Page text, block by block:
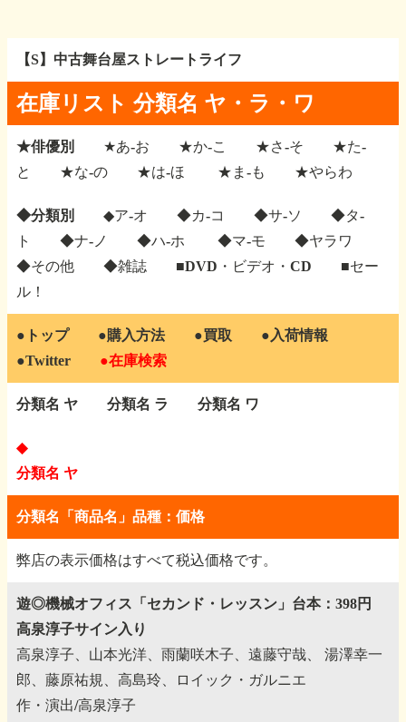
【S】中古舞台屋ストレートライフ
在庫リスト 分類名 ヤ・ラ・ワ
★俳優別 ★あ-お ★か-こ ★さ-そ
★た-
と
★な-の ★は-ほ ★ま-も ★やらわ
◆分類別 ◆ア-オ ◆カ-コ ◆サ-ソ
◆タ-
ト
◆ナ-ノ ◆ハ-ホ ◆マ-モ
◆ヤラワ
◆その他
◆雑誌 ■DVD・ビデオ・CD
■セー
ル！
●トップ ●購入方法 ●買取
●入荷情報
●Twitter
●在庫検索
分類名 ヤ 分類名 ラ 分類名 ワ
◆
分類名 ヤ
分類名「商品名」品種：価格
弊店の表示価格はすべて税込価格です。
遊◎機械オフィス「セカンド・レッスン」台本：398円
高泉淳子サイン入り
高泉淳子、山本光洋、雨蘭咲木子、遠藤守哉、
湯澤幸一
郎、藤原祐規、高島玲、ロイック・ガルニエ
作・演出/高泉淳子